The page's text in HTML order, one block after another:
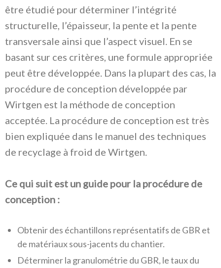
être étudié pour déterminer l’intégrité
structurelle, l’épaisseur, la pente et la pente
transversale ainsi que l’aspect visuel. En se
basant sur ces critères, une formule appropriée
peut être développée. Dans la plupart des cas, la
procédure de conception développée par
Wirtgen est la méthode de conception
acceptée. La procédure de conception est très
bien expliquée dans le manuel des techniques
de recyclage à froid de Wirtgen.
Ce qui suit est un guide pour la procédure de
conception :
Obtenir des échantillons représentatifs de GBR et
de matériaux sous-jacents du chantier.
Déterminer la granulométrie du GBR, le taux du